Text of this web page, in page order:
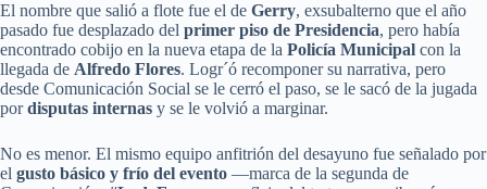
El nombre que salió a flote fue el de Gerry, exsubalterno que el año
pasado fue desplazado del primer piso de Presidencia, pero había
encontrado cobijo en la nueva etapa de la Policía Municipal con la
llegada de Alfredo Flores. Logr´ó recomponer su narrativa, pero
desde Comunicación Social se le cerró el paso, se le sacó de la jugada
pordisputas internas y se le volvió a marginar.
No es menor. El mismo equipo anfitrión del desayuno fue señalado por
el gusto básico y frío del evento —marca de la segunda de